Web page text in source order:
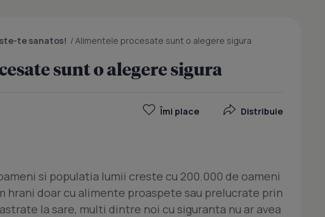
te sanatos! /Alimentele procesate sunt o alegere sigura
sunt o alegere sigura
Îmi place Distribuie
si populatia lumii creste cu 200.000 de oameni
hrani doar cu alimente proaspete sau prelucrate prin
la sare, multi dintre noi cu siguranta nu ar avea